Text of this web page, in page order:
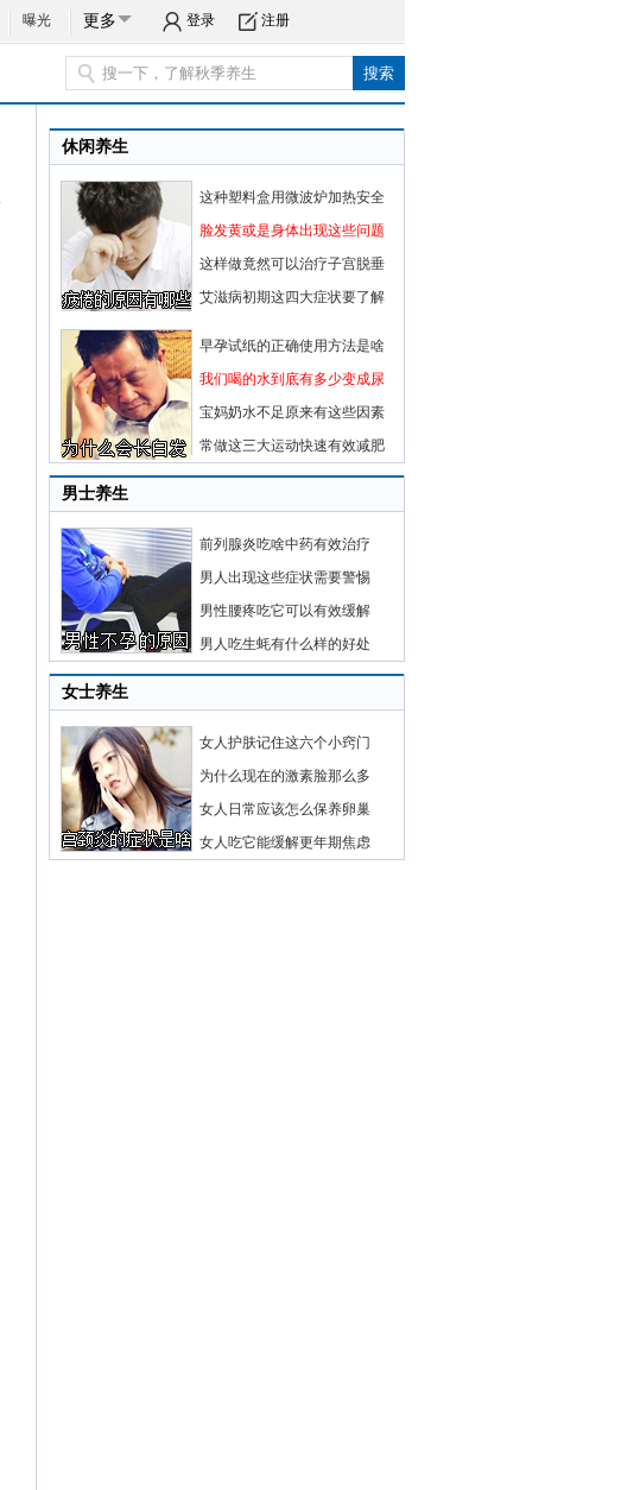
曝光 更多 登录 注册
休闲养生
这种塑料盒用微波炉加热安全
脸发黄或是身体出现这些问题
这样做竟然可以治疗子宫脱垂
艾滋病初期这四大症状要了解
早孕试纸的正确使用方法是啥
我们喝的水到底有多少变成尿
宝妈奶水不足原来有这些因素
常做这三大运动快速有效减肥
男士养生
前列腺炎吃啥中药有效治疗
男人出现这些症状需要警惕
男性腰疼吃它可以有效缓解
男人吃生蚝有什么样的好处
女士养生
女人护肤记住这六个小窍门
为什么现在的激素脸那么多
女人日常应该怎么保养卵巢
女人吃它能缓解更年期焦虑